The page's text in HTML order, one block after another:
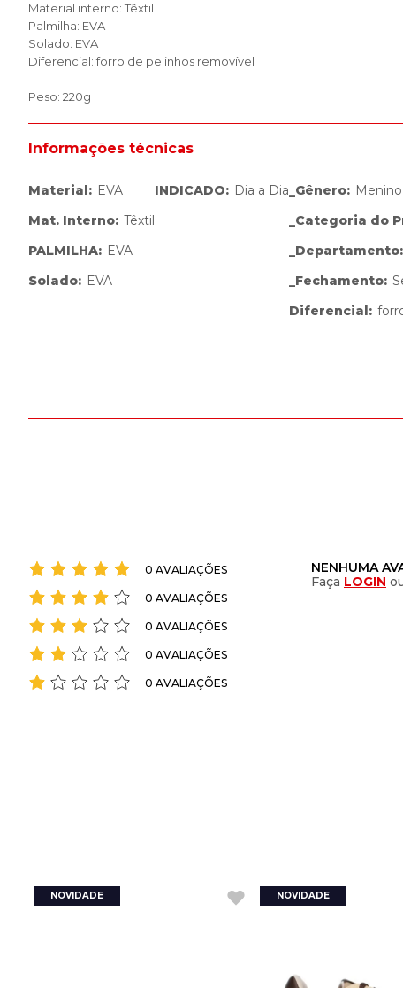
Material interno: Têxtil
Palmilha: EVA
Solado: EVA
Diferencial: forro de pelinhos removível
Peso: 220g
Informações técnicas
Material: EVA
Mat. Interno: Têxtil
PALMILHA: EVA
Solado: EVA
INDICADO: Dia a Dia _Gênero: Menino
_Categoria do
_Departamento:
_Fechamento:
Diferencial:
0 AVALIAÇÕES
0 AVALIAÇÕES
0 AVALIAÇÕES
0 AVALIAÇÕES
0 AVALIAÇÕES
NENHUMA
Faça LOGIN